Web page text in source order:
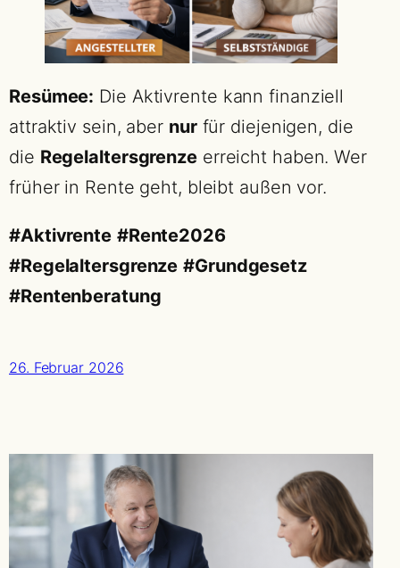
Resümee: Die Aktivrente kann finanziell
attraktiv sein, aber nurfür diejenigen, die
die Regelaltersgrenzeerreicht haben. Wer
früher in Rente geht, bleibt außen vor.
#Aktivrente #Rente2026
#Regelaltersgrenze #Grundgesetz
#Rentenberatung
26. Februar 2026